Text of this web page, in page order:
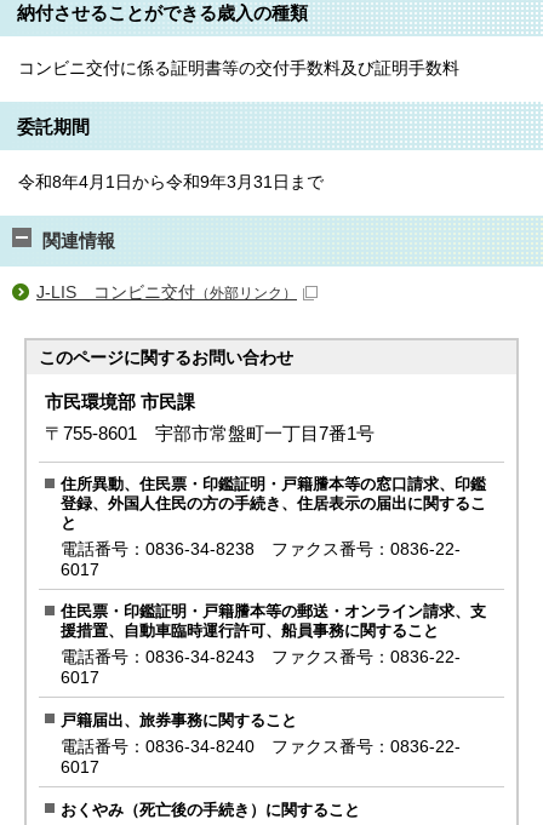
納付させることができる歳⼊の種類
コンビニ交付に係る証明書等の交付手数料及び証明手数料
委託期間
令和8年4月1日から令和9年3月31日まで
関連情報
J-LIS コンビニ交付 （外部リンク）
このページに関するお問い合わせ
市民環境部 市民課
〒755-8601 宇部市常盤町一丁目7番1号
住所異動、住民票・印鑑証明・戸籍謄本等の窓口請求、印鑑
登録、外国人住民の方の手続き、住居表示の届出に関するこ
と
電話番号：0836-34-8238 ファクス番号：0836-22-
6017
住民票・印鑑証明・戸籍謄本等の郵送・オンライン請求、支
援措置、自動車臨時運行許可、船員事務に関すること
電話番号：0836-34-8243 ファクス番号：0836-22-
6017
戸籍届出、旅券事務に関すること
電話番号：0836-34-8240 ファクス番号：0836-22-
6017
おくやみ（死亡後の手続き）に関すること